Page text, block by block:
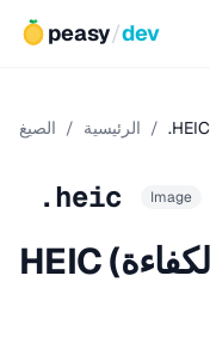
peasy/dev
الرئيسية / الصيغ / .HEIC
.heic Image